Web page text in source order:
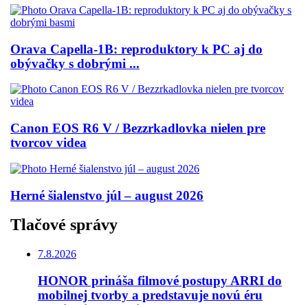
Orava Capella-1B: reproduktory k PC aj do
obývačky s dobrými ...
Canon EOS R6 V / Bezzrkadlovka nielen pre
tvorcov videa
Herné šialenstvo júl – august 2026
Tlačové správy
7.8.2026
HONOR prináša filmové postupy ARRI do
mobilnej tvorby a predstavuje novú éru